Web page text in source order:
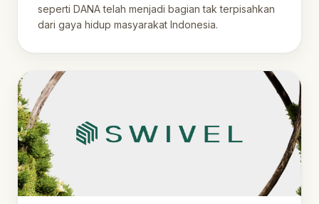
seperti DANA telah menjadi bagian tak terpisahkan
dari gaya hidup masyarakat Indonesia.